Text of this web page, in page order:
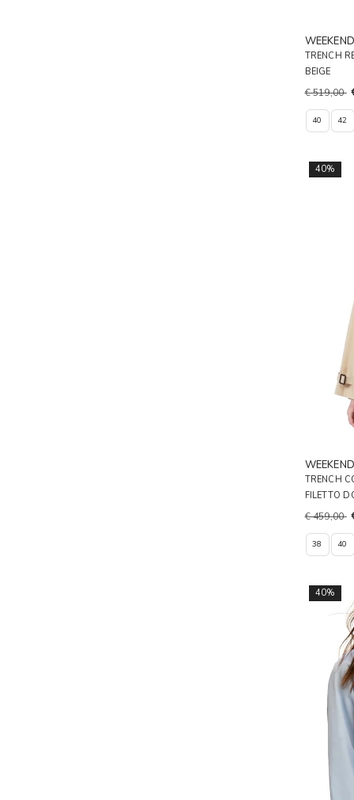
TRENCH
BEIGE
€ 519,00
40 42
40%
TRENCH
FILETTO
€ 459,00
38 40
40%